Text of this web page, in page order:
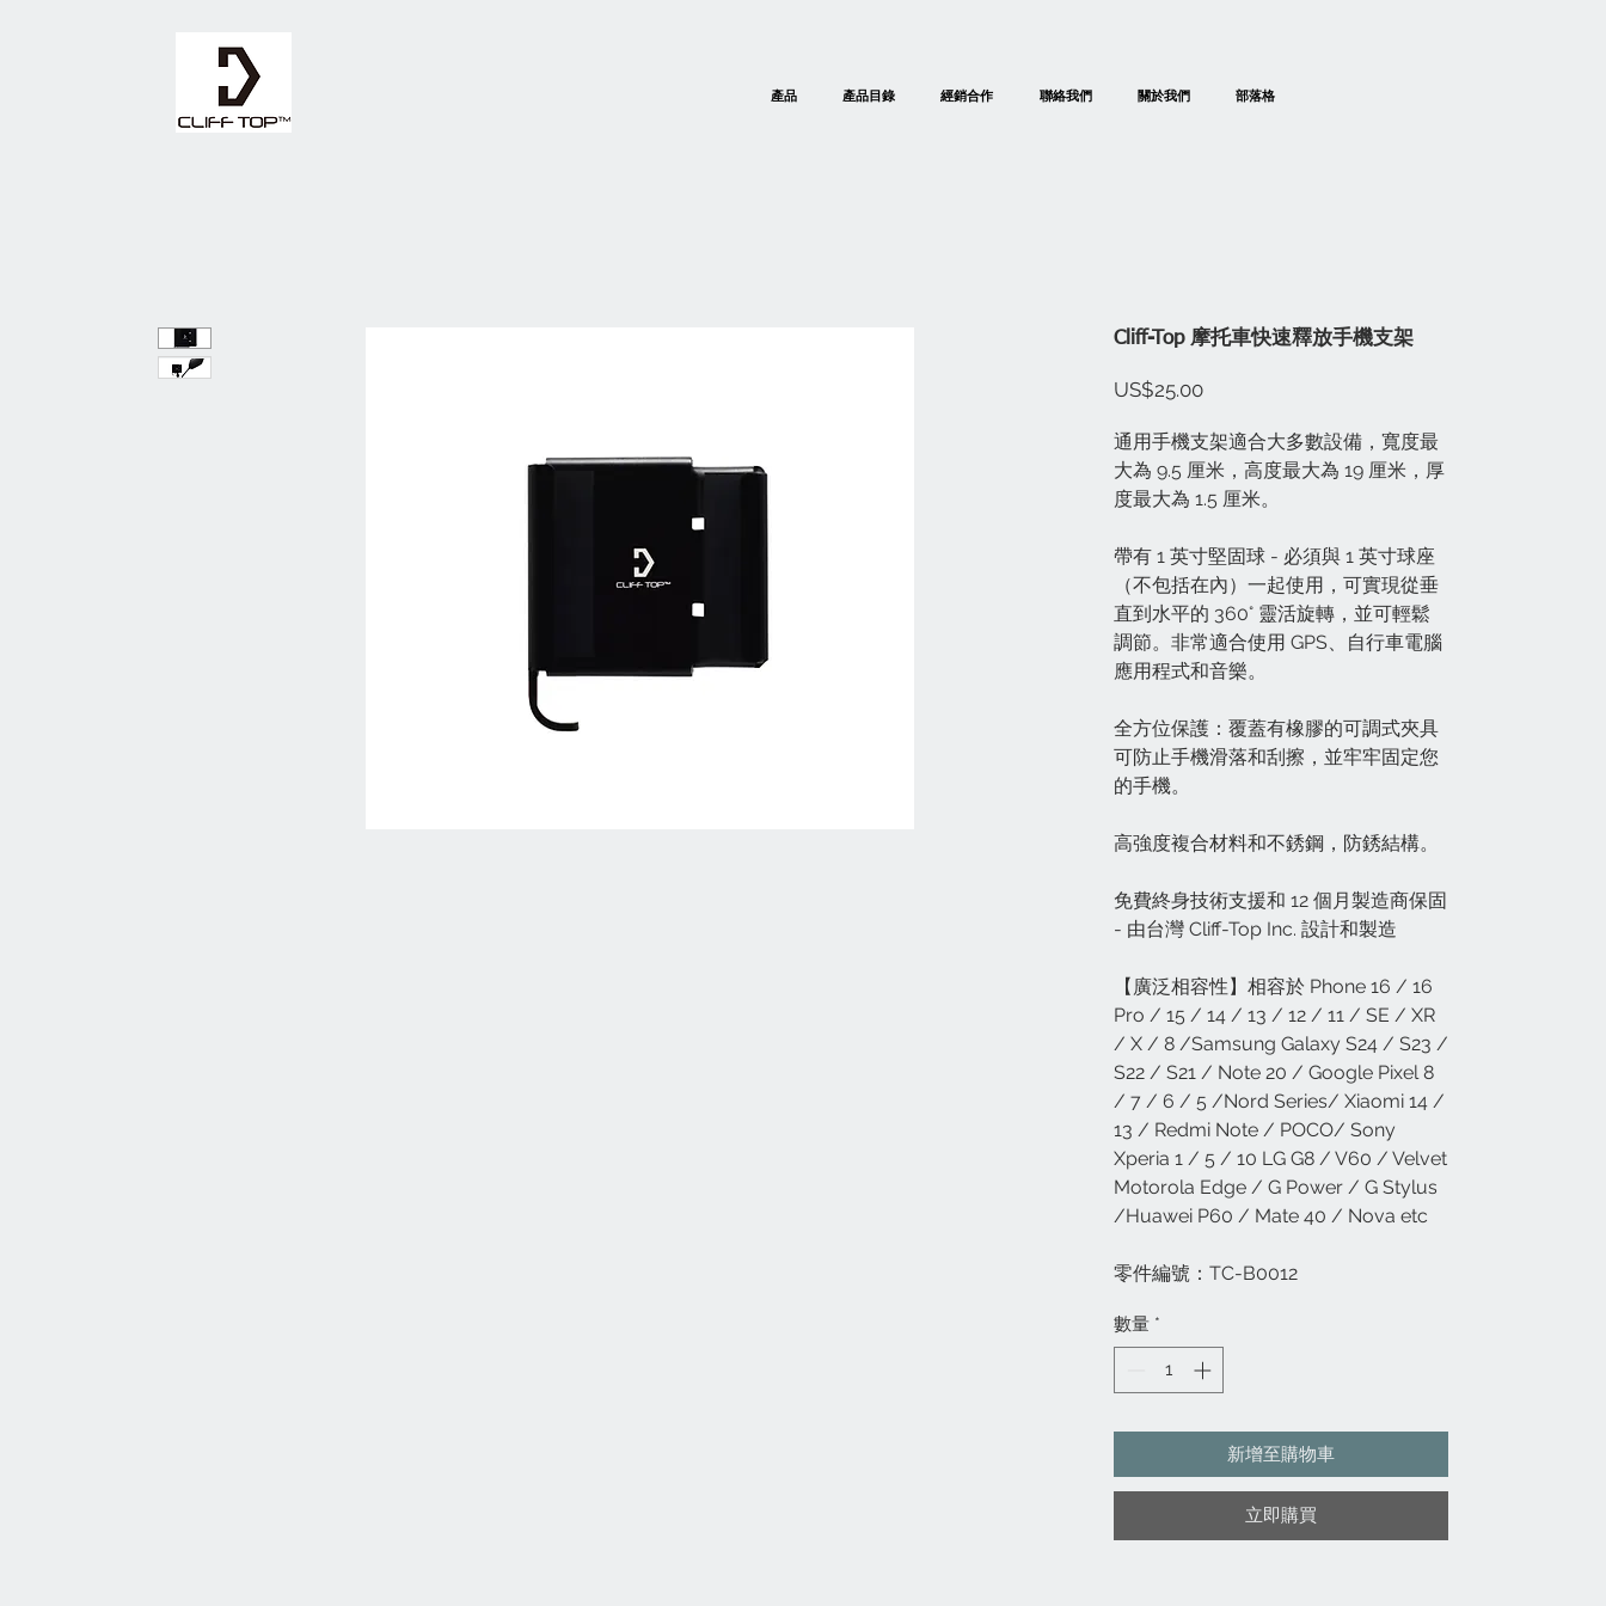
產品 產品目錄 經銷合作 聯絡我們 關於我們 部落格
Cliff-Top 摩托車快速釋放手機支架
US$25.00價
通用手機支架適合大多數設備，寬度最
大為 9.5 厘米，高度最大為 19 厘米，厚
度最大為 1.5 厘米。
帶有 1 英寸堅固球 - 必須與 1 英寸球座
（不包括在內）一起使用，可實現從垂
直到水平的 360° 靈活旋轉，並可輕鬆
調節。非常適合使用 GPS、自行車電腦
應用程式和音樂。
全方位保護：覆蓋有橡膠的可調式夾具
可防止手機滑落和刮擦，並牢牢固定您
的手機。
高強度複合材料和不銹鋼，防銹結構。
免費終身技術支援和 12 個月製造商保固
- 由台灣 Cliff-Top Inc. 設計和製造
【廣泛相容性】相容於 Phone 16 / 16
Pro / 15 / 14 / 13 / 12 / 11 / SE / XR
/ X / 8 /Samsung Galaxy S24 / S23 /
S22 / S21 / Note 20 / Google Pixel 8
/ 7 / 6 / 5 /Nord Series/ Xiaomi 14 /
13 / Redmi Note / POCO/ Sony
Xperia 1 / 5 / 10 LG G8 / V60 / Velvet
Motorola Edge / G Power / G Stylus
/Huawei P60 / Mate 40 / Nova etc
零件編號：TC-B0012
數量 *
新增至購物車
立即購買